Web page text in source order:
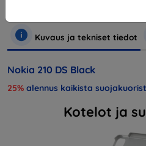
Kuvaus ja tekniset tiedot
Nokia 210 DS Black
25% alennus kaikista
Kotelot ja